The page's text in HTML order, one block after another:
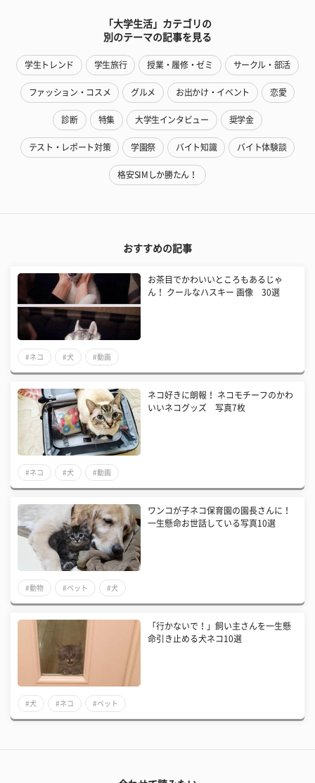
「大学生活」カテゴリの
別のテーマの記事を見る
学生トレンド 学生旅行 授業・履修・ゼミ サークル・部活
ファッション・コスメ グルメ お出かけ・イベント 恋愛
診断 特集 大学生インタビュー 奨学金
テスト・レポート対策 学園祭 バイト知識 バイト体験談
格安SIMしか勝たん！
おすすめの記事
お茶目でかわいいところもあるじゃ
ん！ クールなハスキー 画像 30選
#ネコ #犬 #動画
ネコ好きに朗報！ ネコモチーフのかわ
いいネコグッズ 写真7枚
#ネコ #犬 #動画
ワンコが子ネコ保育園の園長さんに！
一生懸命お世話している写真10選
#動物 #ペット #犬
「行かないで！」飼い主さんを一生懸
命引き止める犬ネコ10選
#犬 #ネコ #ペット